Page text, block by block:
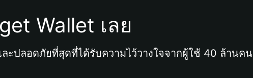
Wallet เลย
ะปลอดภัยที่สุดที่ได้รับความไว้วางใจจากผู้ใช้ 40 ล้านคน